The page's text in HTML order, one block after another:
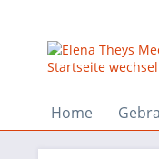
Home